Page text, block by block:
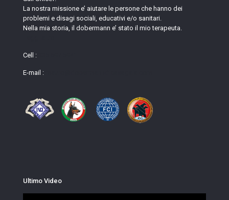
La nostra missione e’ aiutare le persone che hanno dei
problemi e disagi sociali, educativi e/o sanitari.
Nella mia storia, il dobermann e’ stato il mio terapeuta.
Cell :
E-mail :
Ultimo Video